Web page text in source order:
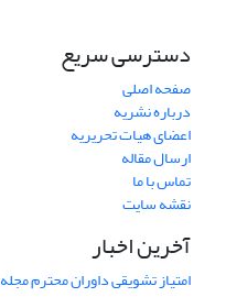
دسترسی سریع
صفحه اصلی
درباره نشریه
اعضای هیات تحریریه
ارسال مقاله
تماس با ما
نقشه سایت
آخرین اخبار
امتیاز تشویقی داوران محترم مجله